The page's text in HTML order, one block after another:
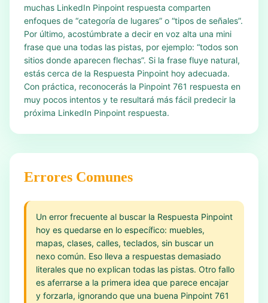
muchas LinkedIn Pinpoint respuesta comparten
enfoques de “categoría de lugares” o “tipos de señales”.
Por último, acostúmbrate a decir en voz alta una mini
frase que una todas las pistas, por ejemplo: “todos son
sitios donde aparecen flechas”. Si la frase fluye natural,
estás cerca de la Respuesta Pinpoint hoy adecuada.
Con práctica, reconocerás la Pinpoint 761 respuesta en
muy pocos intentos y te resultará más fácil predecir la
próxima LinkedIn Pinpoint respuesta.
Errores Comunes
Un error frecuente al buscar la Respuesta Pinpoint
hoy es quedarse en lo específico: muebles,
mapas, clases, calles, teclados, sin buscar un
nexo común. Eso lleva a respuestas demasiado
literales que no explican todas las pistas. Otro fallo
es aferrarse a la primera idea que parece encajar
y forzarla, ignorando que una buena Pinpoint 761